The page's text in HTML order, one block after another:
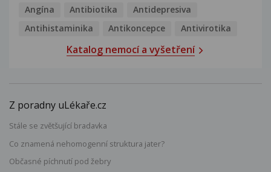
Angína
Antibiotika
Antidepresiva
Antihistaminika
Antikoncepce Antivirotika
Katalog nemocí a vyšetření
Z poradny uLékaře.cz
Stále se zvětšující bradavka
Co znamená nehomogenní struktura jater?
Občasné píchnutí pod žebry